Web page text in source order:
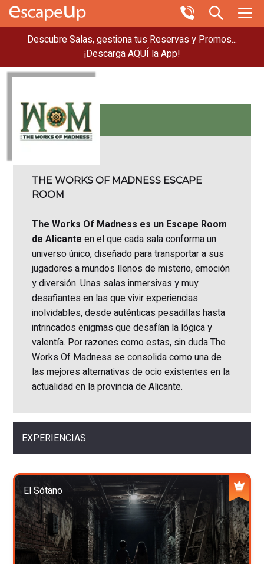
Descubre Salas, gestiona tus Reservas y Promos...
¡Descarga AQUÍ la App!
THE WORKS OF MADNESS ESCAPE
ROOM
The Works Of Madness es un Escape Room
de Alicante en el que cada sala conforma un
universo único, diseñado para transportar a sus
jugadores a mundos llenos de misterio, emoción
y diversión. Unas salas inmersivas y muy
desafiantes en las que vivir experiencias
inolvidables, desde auténticas pesadillas hasta
intrincados enigmas que desafían la lógica y
valentía. Por razones como estas, sin duda The
Works Of Madness se consolida como una de
las mejores alternativas de ocio existentes en la
actualidad en la provincia de Alicante.
EXPERIENCIAS
El Sótano